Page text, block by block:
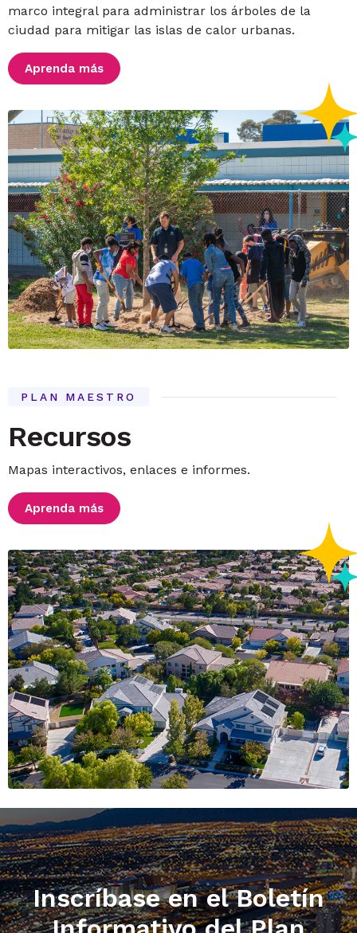
marco integral para administrar los árboles de la
ciudad para mitigar las islas de calor urbanas.
Aprenda más
PLAN MAESTRO
Recursos
Mapas interactivos, enlaces e informes.
Aprenda más
Inscríbase en el Boletín